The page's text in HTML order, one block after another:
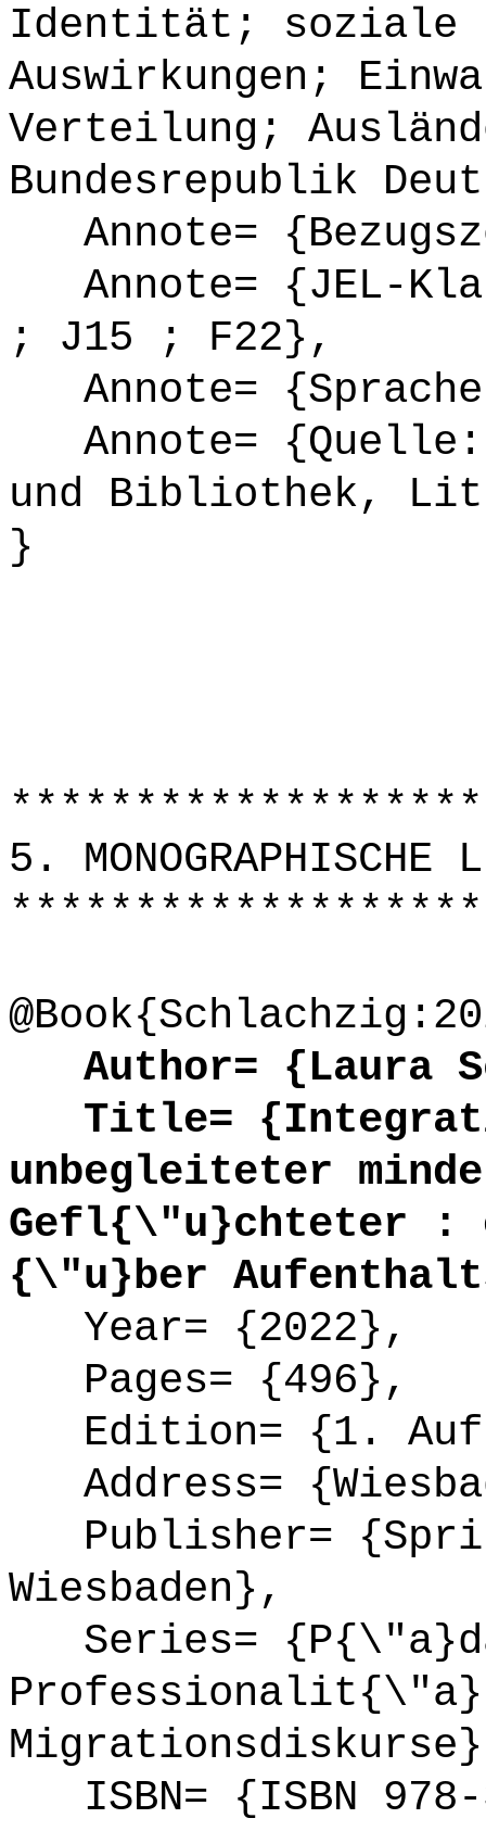
Identität;
Auswirkungen;
Verteilung;
Bundesrepublik
Annote=
Annote= {JEL-
; J15 ; F22},
Annote=
Annote= {Quelle:
und Bibliothek,
}
5. MONOGRAPHISCHE
Author= {Laura
Title=
unbegleiteter
Gefl{\"u}chteter :
{\"u}ber
Year= {2022},
Pages= {496},
Edition= {1.
Address=
Publisher=
Wiesbaden},
Series=
ISBN= {ISBN 978-